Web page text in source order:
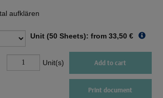
aufklären
Unit (50 Sheets): from 33,50 €
Unit(s) Add to cart
Print document